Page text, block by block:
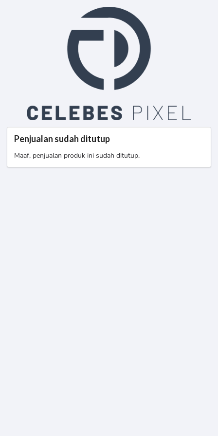
Penjualan sudah ditutup
Maaf, penjualan produk ini sudah ditutup.